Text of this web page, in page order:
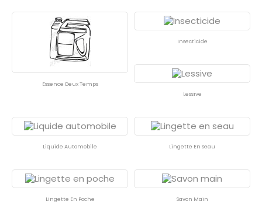
Essence Deux Temps
Insecticide
Lessive
Liquide Automobile Lingette En Seau
Lingette En Poche Savon Main